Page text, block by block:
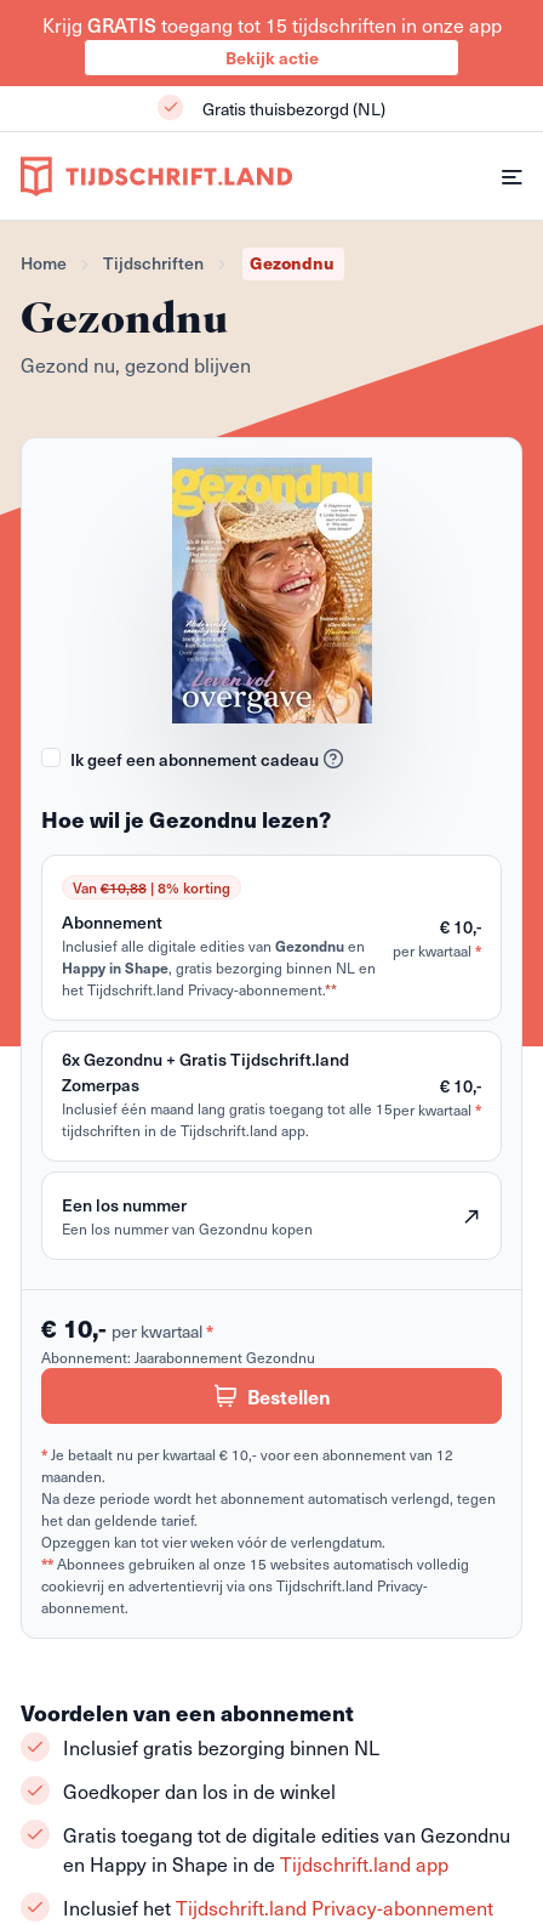
Krijg GRATIStoegang tot 15 tijdschriften in onze app
Bekijk actie
Gratis thuisbezorgd (NL)
Home Tijdschriften Gezondnu
Gezondnu
Gezond nu, gezond blijven
Ik geef een abonnement cadeau
Hoe wil je Gezondnu lezen?
Van€10,88| 8% korting
Abonnement
Inclusief alle digitale edities van Gezondnuen
Happy in Shape, gratis bezorging binnen NL en
het Tijdschrift.land Privacy-abonnement.**
€ 10,-
per kwartaal *
6x Gezondnu + Gratis Tijdschrift.land
Zomerpas
Inclusief één maand lang gratis toegang tot alle 15
tijdschriften in de Tijdschrift.land app.
€ 10,-
per kwartaal *
Een los nummer
Een los nummer van Gezondnu kopen
€ 10,- per kwartaal*
Abonnement: Jaarabonnement Gezondnu
Bestellen
*Je betaalt nu per kwartaal € 10,- voor een abonnement van 12
maanden.
Na deze periode wordt het abonnement automatisch verlengd, tegen
het dan geldende tarief.
Opzeggen kan tot vier weken vóór de verlengdatum.
**Abonnees gebruiken al onze 15 websites automatisch volledig
cookievrij en advertentievrij via ons Tijdschrift.land Privacy-
abonnement.
Voordelen van een abonnement
Inclusief gratis bezorging binnen NL
Goedkoper dan los in de winkel
Gratis toegang tot de digitale edities van Gezondnu
en Happy in Shape in de Tijdschrift.land app
Inclusief hetTijdschrift.land Privacy-abonnement